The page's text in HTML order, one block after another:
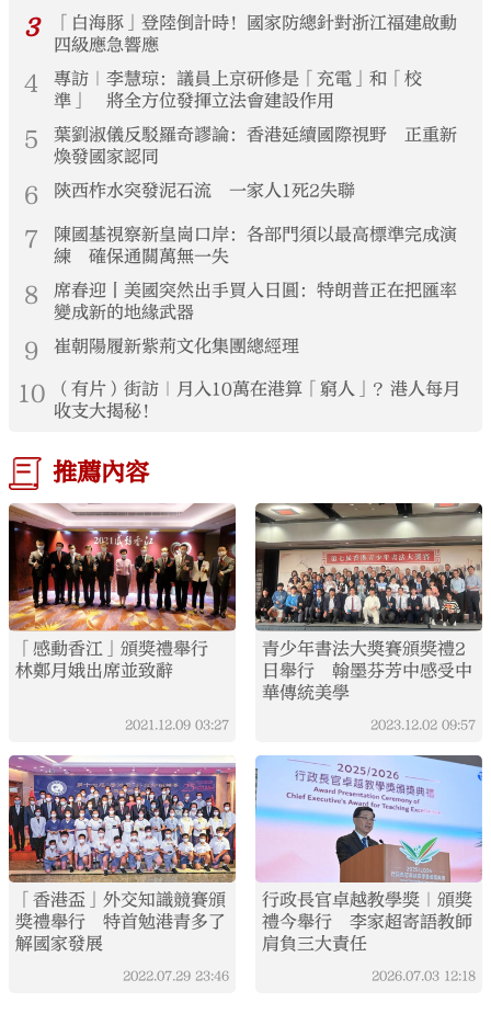
3
「白海豚」登陸倒計時！國家防總針對浙江福建啟動
四級應急響應
4
專訪｜李慧琼：議員上京研修是「充電」和「校
準」 將全方位發揮立法會建設作用
5
葉劉淑儀反駁羅奇謬論：香港延續國際視野 正重新
煥發國家認同
6 陝西柞水突發泥石流 一家人1死2失聯
7
陳國基視察新皇崗口岸：各部門須以最高標準完成演
練 確保通關萬無一失
8
席春迎丨美國突然出手買入日圓：特朗普正在把匯率
變成新的地緣武器
9 崔朝陽履新紫荊文化集團總經理
10
（有片）街訪｜月入10萬在港算「窮人」？港人每月
收支大揭秘！
推薦內容
「感動香江」頒獎禮舉行
林鄭月娥出席並致辭
2021.12.09 03:27
青少年書法大奬賽頒獎禮2
日舉行 翰墨芬芳中感受中
華傳統美學
2023.12.02 09:57
「香港盃」外交知識競賽頒
獎禮舉行 特首勉港青多了
解國家發展
2022.07.29 23:46
行政長官卓越教學獎｜頒獎
禮今舉行 李家超寄語教師
肩負三大責任
2026.07.03 12:18